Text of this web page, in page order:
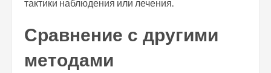
тактики наблюдения или лечения.
Сравнение с другими
методами